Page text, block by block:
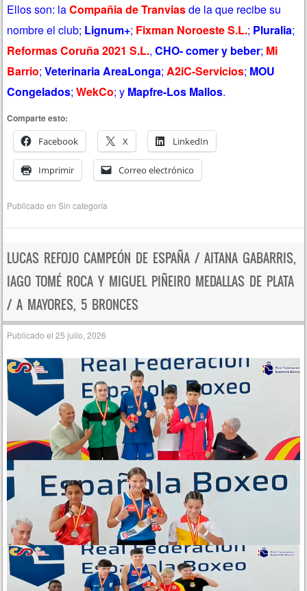
Ellos son: laCompañia de Tranviasde la que recibe su
nombre el club; Lignum+; Fixman Noroeste S.L.; Pluralia;
Reformas Coruña 2021 S.L.,CHO- comer y beber; Mi
Barrio;Veterinaria AreaLonga; A2iC-Servicios; MOU
Congelados;WekCo; y Mapfre-Los Mallos.
Comparte esto:
Facebook
X LinkedIn
Imprimir Correo electrónico
Publicado enSin categoría
LUCAS REFOJO CAMPEÓN DE ESPAÑA / AITANA GABARRIS,
IAGO TOMÉ ROCA Y MIGUEL PIÑEIRO MEDALLAS DE PLATA
/ A MAYORES, 5 BRONCES
Publicado el25 julio, 2026